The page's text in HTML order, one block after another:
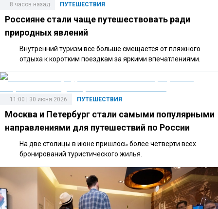
ПУТЕШЕСТВИЯ
8 часов назад
Россияне стали чаще путешествовать ради
природных явлений
Внутренний туризм все больше смещается от пляжного
отдыха к коротким поездкам за яркими впечатлениями.
ПУТЕШЕСТВИЯ
11:00 | 30 июня 2026
Москва и Петербург стали самыми популярными
направлениями для путешествий по России
На две столицы в июне пришлось более четверти всех
бронирований туристического жилья.